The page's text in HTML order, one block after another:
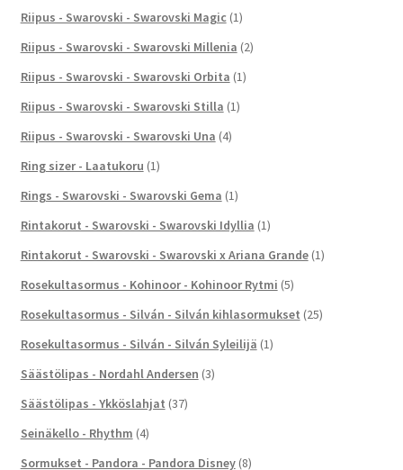
Riipus - Swarovski - Swarovski Magic (1)
Riipus - Swarovski - Swarovski Millenia (2)
Riipus - Swarovski - Swarovski Orbita (1)
Riipus - Swarovski - Swarovski Stilla (1)
Riipus - Swarovski - Swarovski Una (4)
Ring sizer - Laatukoru (1)
Rings - Swarovski - Swarovski Gema (1)
Rintakorut - Swarovski - Swarovski Idyllia (1)
Rintakorut - Swarovski - Swarovski x Ariana Grande (1)
Rosekultasormus - Kohinoor - Kohinoor Rytmi (5)
Rosekultasormus - Silván - Silván kihlasormukset (25)
Rosekultasormus - Silván - Silván Syleilijä (1)
Säästölipas - Nordahl Andersen (3)
Säästölipas - Ykköslahjat (37)
Seinäkello - Rhythm (4)
Sormukset - Pandora - Pandora Disney (8)